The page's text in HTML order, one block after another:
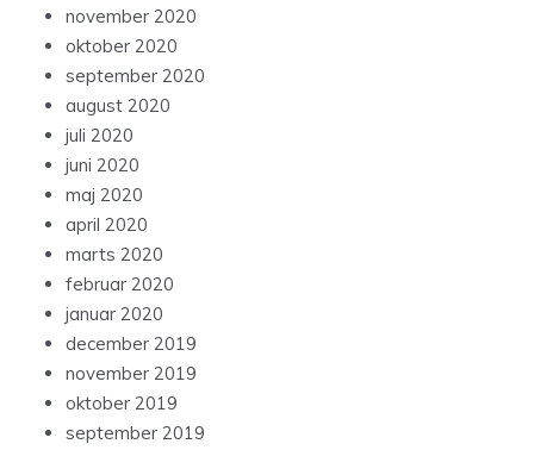
november 2020
oktober 2020
september 2020
august 2020
juli 2020
juni 2020
maj 2020
april 2020
marts 2020
februar 2020
januar 2020
december 2019
november 2019
oktober 2019
september 2019